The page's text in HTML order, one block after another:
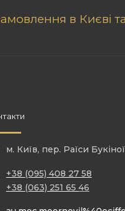
в Києві
м. Київ, пер. Раїси
+38 (095) 408 27 58
+38 (063) 251 65 46